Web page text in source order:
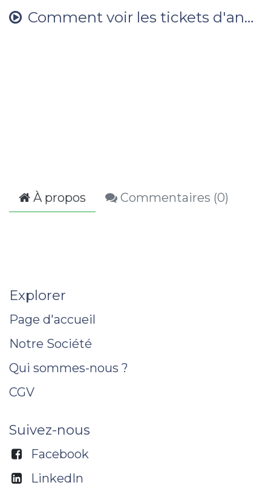
Comment voir les tickets d'anomalie par bateaux ?
À propos Commentaires (0)
Explorer
Page d'accueil
Notre Société
Qui sommes-nous ?
CGV
Suivez-nous
Facebook
LinkedIn